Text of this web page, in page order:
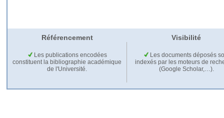
Référencement Visibilité
Les publications encodées
constituent la bibliographie académique
de l'Université.
Les documents déposés
indexés par les moteurs de
(Google Scholar,…).